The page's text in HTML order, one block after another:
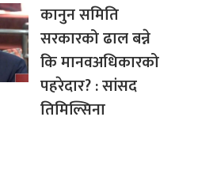
कानुन समिति
सरकारको ढाल बन्ने
कि मानवअधिकारको
पहरेदार? : सांसद
तिमिल्सिना